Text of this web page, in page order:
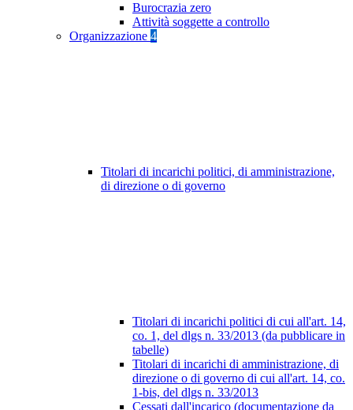
Burocrazia zero
Attività soggette a controllo
Organizzazione 4
Titolari di incarichi politici, di amministrazione,
di direzione o di governo
Titolari di incarichi politici di cui all'art. 14,
co. 1, del dlgs n. 33/2013 (da pubblicare in
tabelle)
Titolari di incarichi di amministrazione, di
direzione o di governo di cui all'art. 14, co.
1-bis, del dlgs n. 33/2013
Cessati dall'incarico (documentazione da